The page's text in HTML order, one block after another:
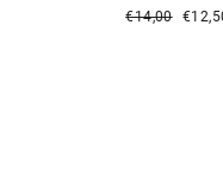
Normaler
€14,00